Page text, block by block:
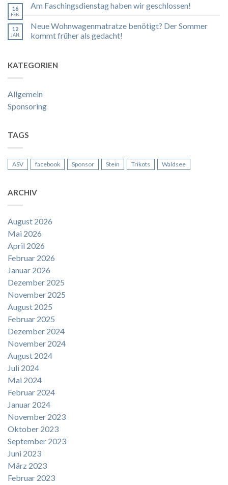
16
FEB.
Am Faschingsdienstag haben wir geschlossen!
12
JAN.
Neue Wohnwagenmatratze benötigt? Der Sommer
kommt früher als gedacht!
KATEGORIEN
Allgemein
Sponsoring
TAGS
ASV facebook Sponsor Stein Trikots Waldsee
ARCHIV
August 2026
Mai 2026
April 2026
Februar 2026
Januar 2026
Dezember 2025
November 2025
August 2025
Februar 2025
Dezember 2024
November 2024
August 2024
Juli 2024
Mai 2024
Februar 2024
Januar 2024
November 2023
Oktober 2023
September 2023
Juni 2023
März 2023
Februar 2023